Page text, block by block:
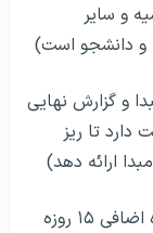
و سایر
و دانشجو است)
و گزارش نهایی
۱۵ روز فرصت دارد تا ریز
ارائه دهد)
مؤسسه آموزش عالی، حداکثر یک دوره اضافی ۱۵ روزه